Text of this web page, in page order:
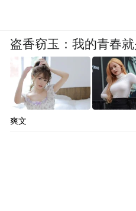
盗香窃玉：我的青春
爽文